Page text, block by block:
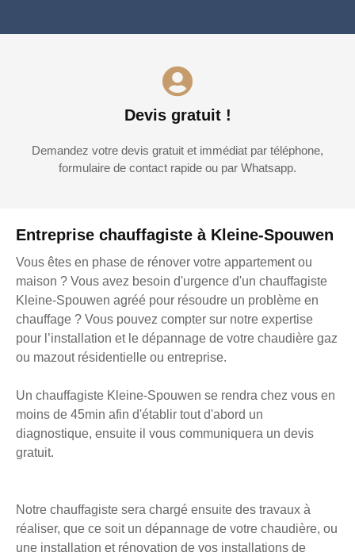
Entreprise chauffagiste à Kleine-Spouwen
Vous êtes en phase de rénover votre appartement ou
maison ? Vous avez besoin d'urgence d'un chauffagiste
Kleine-Spouwen agréé pour résoudre un problème en
chauffage ? Vous pouvez compter sur notre expertise
pour l’installation et le dépannage de votre chaudière gaz
ou mazout résidentielle ou entreprise.
Un chauffagiste Kleine-Spouwen se rendra chez vous en
moins de 45min afin d'établir tout d'abord un
diagnostique, ensuite il vous communiquera un devis
gratuit.
Notre chauffagiste sera chargé ensuite des travaux à
réaliser, que ce soit un dépannage de votre chaudière, ou
une installation et rénovation de vos installations de
Devis gratuit !
Demandez votre devis gratuit et immédiat par téléphone,
formulaire de contact rapide ou par Whatsapp.